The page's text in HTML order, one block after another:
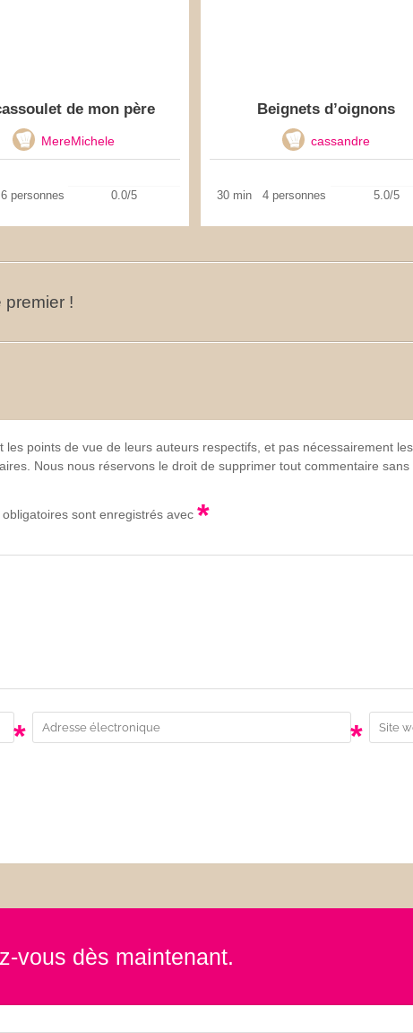
de mon père
MereMichele
6 personnes 0.0/5
Beignets d’oignons
cassandre
30 min 4 personnes 5.0/5
!
points de vue de leurs auteurs respectifs, et pas nécessairement
Nous nous réservons le droit de supprimer tout commentaire sans
sont enregistrés avec *
* *
vous dès maintenant.